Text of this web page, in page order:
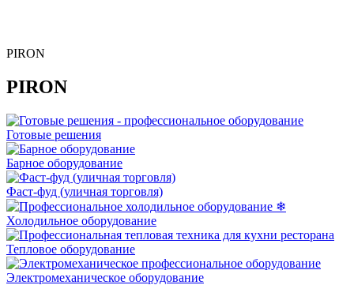
PIRON
PIRON
Готовые решения
Барное оборудование
Фаст-фуд (уличная торговля)
Холодильное оборудование
Тепловое оборудование
Электромеханическое оборудование